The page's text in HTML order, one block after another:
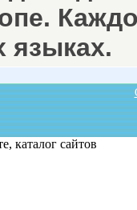
языках.
каталог сайтов